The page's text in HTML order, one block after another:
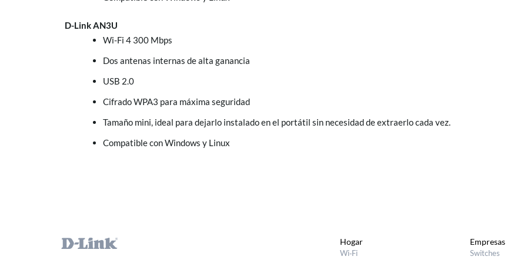
D-Link AN3U
Wi-Fi 4 300 Mbps
Dos antenas internas de alta ganancia
USB 2.0
Cifrado WPA3 para máxima seguridad
Tamaño mini, ideal para dejarlo instalado en el portátil sin necesidad de extraerlo cada vez.
Compatible con Windows y Linux
Hogar
Wi‑Fi
Empresas
Switches